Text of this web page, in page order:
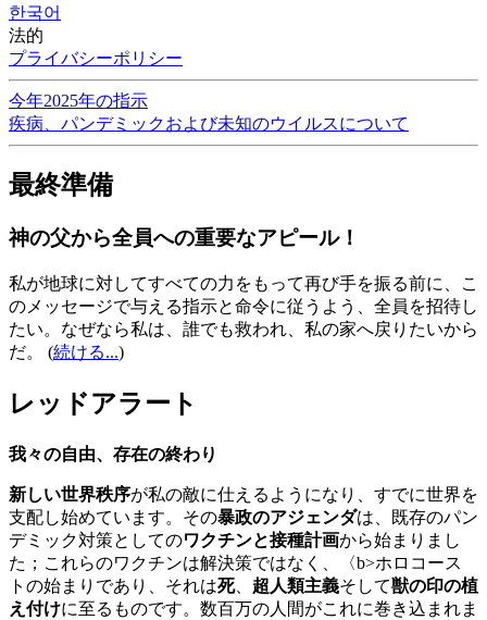
한국어
法的
プライバシーポリシー
今年2025年の指示
疾病、パンデミックおよび未知のウイルスについて
最終準備
神の父から全員への重要なアピール！
私が地球に対してすべての力をもって再び手を振る前に、こ
のメッセージで与える指示と命令に従うよう、全員を招待し
たい。なぜなら私は、誰でも救われ、私の家へ戻りたいから
だ。
(続ける...)
レッドアラート
我々の自由、存在の終わり
新しい世界秩序が私の敵に仕えるようになり、すでに世界を
支配し始めています。その暴政のアジェンダは、既存のパン
デミック対策としてのワクチンと接種計画から始まりまし
た；これらのワクチンは解決策ではなく、〈b>ホロコース
トの始まりであり、それは死、 超人類主義そして獣の印の植
え付けに至るものです。数百万の人間がこれに巻き込まれま